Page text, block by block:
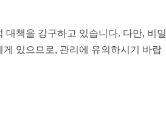
책을 강구하고 있습니다. 다만, 비밀
있으므로, 관리에 유의하시기 바랍